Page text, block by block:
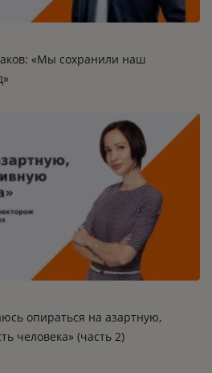
«Мы сохранили наш
опираться на азартную,
человека» (часть 2)